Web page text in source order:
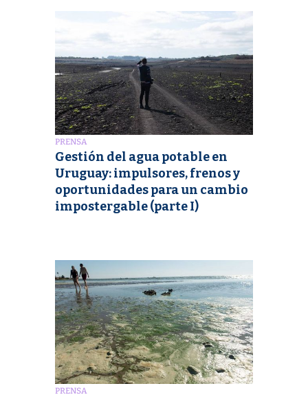
PRENSA
Gestión del agua potable en
Uruguay: impulsores, frenos y
oportunidades para un cambio
impostergable (parte I)
PRENSA